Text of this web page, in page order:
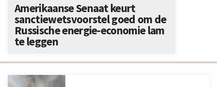
Amerikaanse Senaat keurt
sanctiewetsvoorstel goed om de
Russische energie-economie lam
te leggen